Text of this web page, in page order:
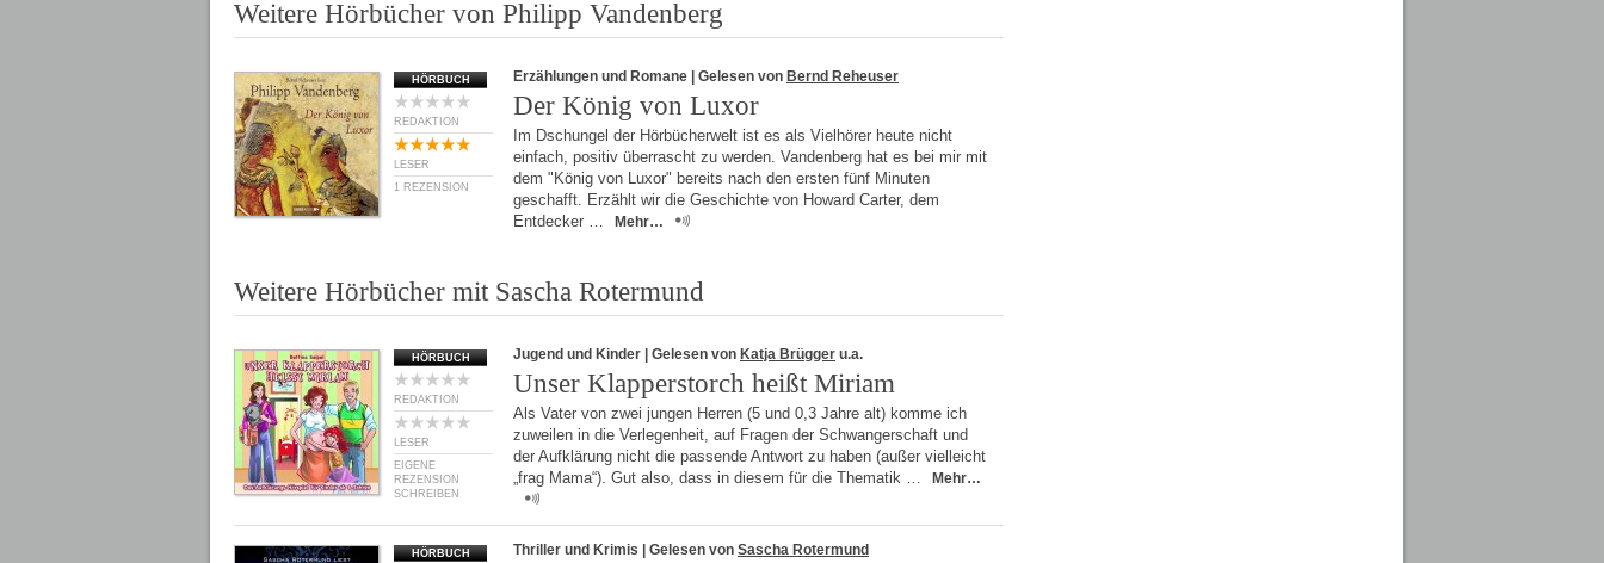
Weitere Hörbücher von Philipp Vandenberg
HÖRBUCH
REDAKTION
LESER
1 REZENSION
Erzählungen und Romane | Gelesen von Bernd Reheuser
Der König von Luxor
Im Dschungel der Hörbücherwelt ist es als Vielhörer heute nicht
einfach, positiv überrascht zu werden. Vandenberg hat es bei mir mit
dem "König von Luxor" bereits nach den ersten fünf Minuten
geschafft. Erzählt wir die Geschichte von Howard Carter, dem
Entdecker …
Mehr…
Weitere Hörbücher mit Sascha Rotermund
HÖRBUCH
REDAKTION
LESER
EIGENE
REZENSION
SCHREIBEN
Jugend und Kinder | Gelesen von Katja Brügger u.a.
Unser Klapperstorch heißt Miriam
Als Vater von zwei jungen Herren (5 und 0,3 Jahre alt) komme ich
zuweilen in die Verlegenheit, auf Fragen der Schwangerschaft und
der Aufklärung nicht die passende Antwort zu haben (außer vielleicht
„frag Mama“). Gut also, dass in diesem für die Thematik …
Mehr…
HÖRBUCH Thriller und Krimis | Gelesen von Sascha Rotermund